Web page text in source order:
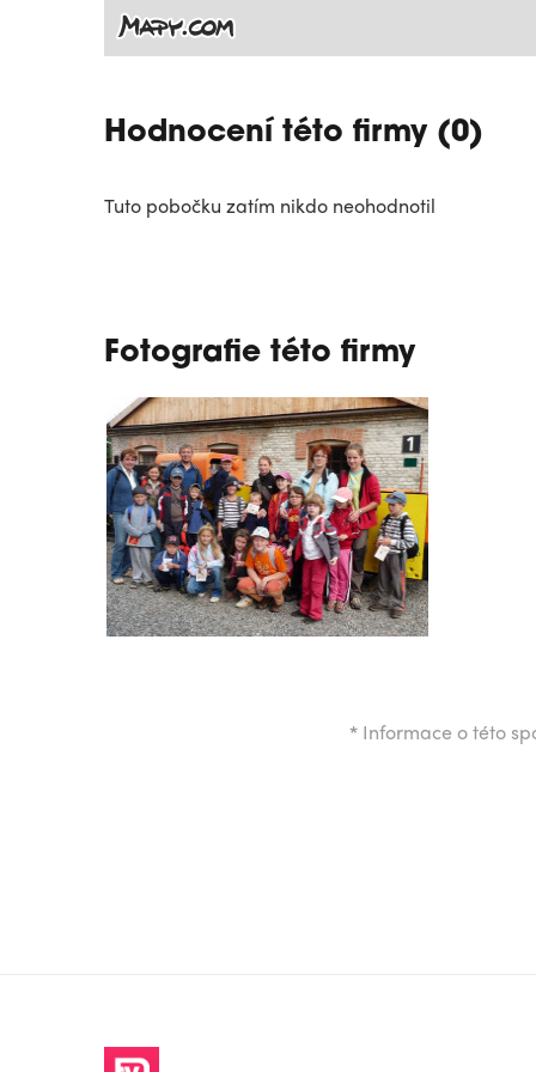
Hodnocení této firmy (0)
Tuto pobočku zatím nikdo neohodnotil
Fotografie této firmy
* Informace o této